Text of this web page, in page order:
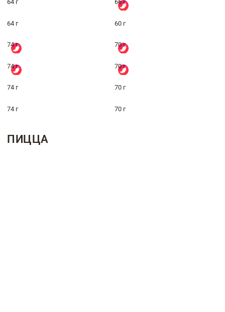
64 г 66 г
64 г 60 г
74 г 70 г
74 г 70 г
74 г 70 г
74 г 70 г
ПИЦЦА